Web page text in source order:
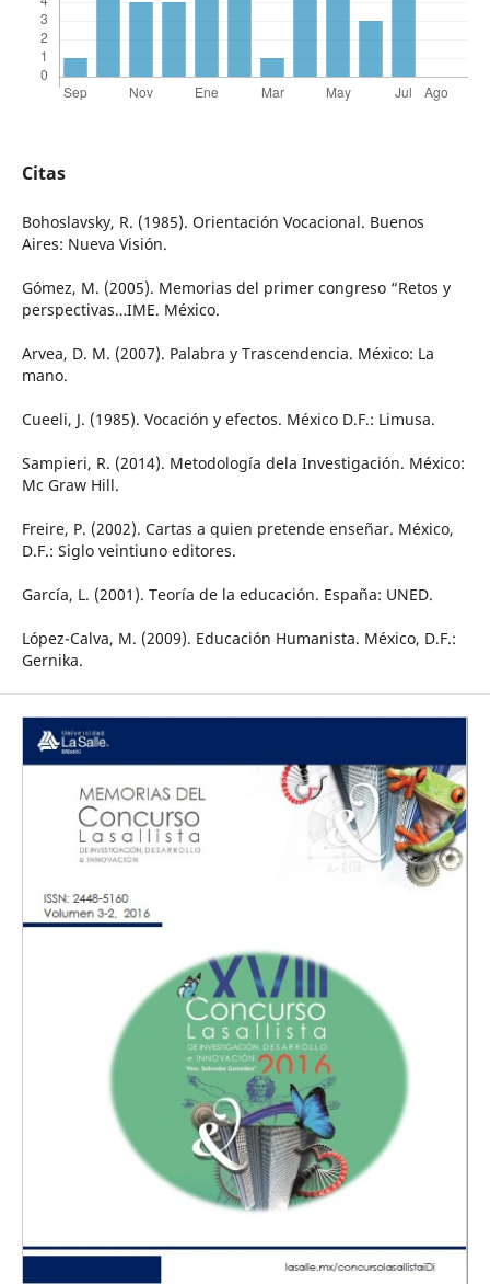
Citas
Bohoslavsky, R. (1985). Orientación Vocacional. Buenos
Aires: Nueva Visión.
Gómez, M. (2005). Memorias del primer congreso “Retos y
perspectivas…IME. México.
Arvea, D. M. (2007). Palabra y Trascendencia. México: La
mano.
Cueeli, J. (1985). Vocación y efectos. México D.F.: Limusa.
Sampieri, R. (2014). Metodología dela Investigación. México:
Mc Graw Hill.
Freire, P. (2002). Cartas a quien pretende enseñar. México,
D.F.: Siglo veintiuno editores.
García, L. (2001). Teoría de la educación. España: UNED.
López-Calva, M. (2009). Educación Humanista. México, D.F.:
Gernika.